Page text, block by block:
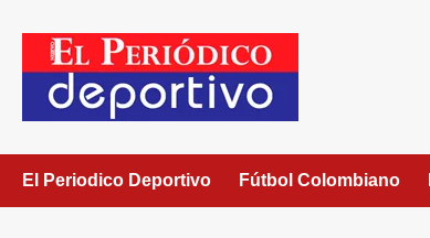
El Periodico Deportivo Fútbol Colombiano